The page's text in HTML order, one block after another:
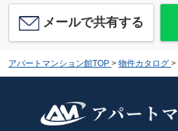
メールで共有する
アパートマンション館TOP > 物件カタログ >